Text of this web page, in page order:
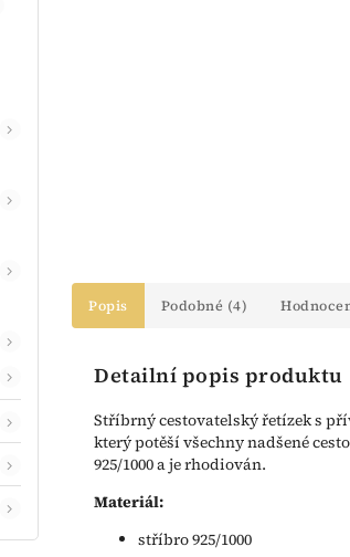
Popis Podobné (4)
Detailní popis produktu
Stříbrný cestovatelský řetízek s
který potěší všechny nadšené
925/1000 a je rhodiován.
Materiál:
stříbro 925/1000